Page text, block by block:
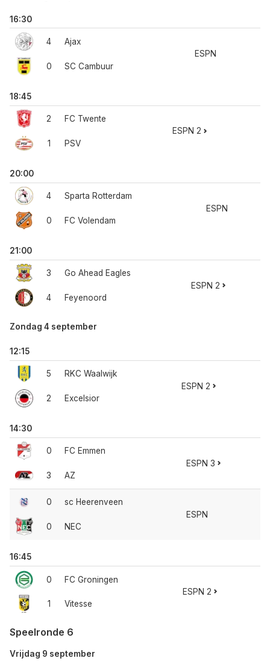
16:30
4
0
Ajax
SC Cambuur
ESPN
18:45
2
1
FC Twente
PSV
ESPN 2
20:00
4
0
Sparta Rotterdam
FC Volendam
ESPN
21:00
3
4
Go Ahead Eagles
Feyenoord
ESPN 2
Zondag 4 september
12:15
5
2
RKC Waalwijk
Excelsior
ESPN 2
14:30
0
3
FC Emmen
AZ
ESPN 3
0
0
sc Heerenveen
NEC
ESPN
16:45
0
1
FC Groningen
Vitesse
ESPN 2
Speelronde 6
Vrijdag 9 september